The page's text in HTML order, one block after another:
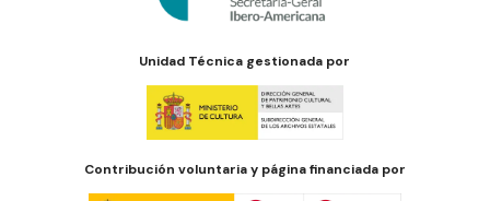
Unidad Técnica gestionada por
Contribución voluntaria y página financiada por